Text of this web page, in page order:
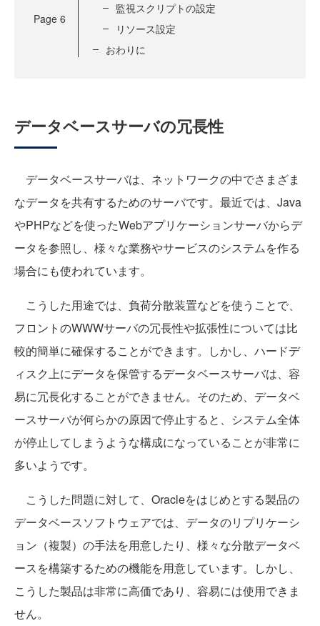
Page 6
監視スクリプトの設定
リソース設定
おわりに
データベースサーバの冗長性
データベースサーバは、ネットワークの中でさまざま
なデータを共有するためのサーバです。最近では、Java
やPHPなどを使ったWebアプリケーションサーバからデ
ータを参照し、様々な業務やサービスのシステムを作る
場合にも使われています。
こうした用途では、負荷分散装置などを使うことで、
フロントのWWWサーバの冗長性や拡張性については比
較的簡単に確保することができます。しかし、ハードデ
ィスク上にデータを保管するデータベースサーバは、容
易に冗長化することができません。そのため、データベ
ースサーバが何らかの原因で停止すると、システム全体
が停止してしまうような構成になっていることが非常に
多いようです。
こうした問題に対して、Oracleをはじめとする製品の
データベースソフトウェアでは、データのリプリケーシ
ョン（複製）の手法を用意したり、様々な分散データベ
ースを構築するための機能を用意しています。しかし、
こうした製品は非常に高価であり、容易には使用できま
せん。